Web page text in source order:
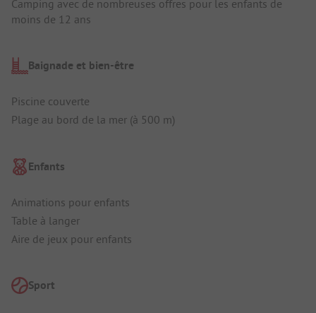
Camping avec de nombreuses offres pour les enfants de
moins de 12 ans
Baignade et bien-être
Piscine couverte
Plage au bord de la mer (à 500 m)
Enfants
Animations pour enfants
Table à langer
Aire de jeux pour enfants
Sport